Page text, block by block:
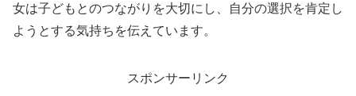
女は子どもとのつながりを大切にし、自分の選択を肯定し
ようとする気持ちを伝えています。
スポンサーリンク